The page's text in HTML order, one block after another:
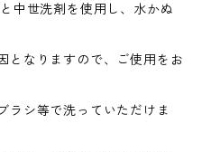
中世洗剤を使用し、水かぬ
となりますので、ご使用をお
ラシ等で洗っていただけま